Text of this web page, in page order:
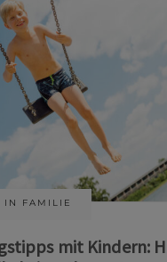
IN FAMILIE
mit Kindern: